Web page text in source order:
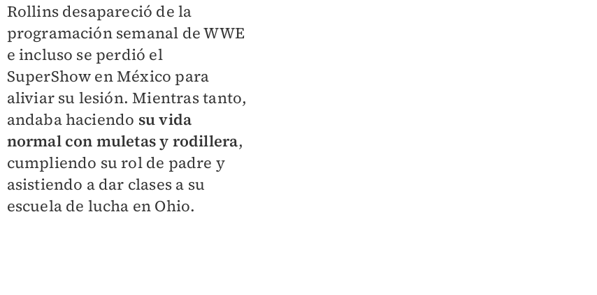
Rollins desapareció de la
programación semanal de WWE
e incluso se perdió el
SuperShow en México para
aliviar su lesión. Mientras tanto,
andaba haciendo su vida
normal con muletas y rodillera,
cumpliendo su rol de padre y
asistiendo a dar clases a su
escuela de lucha en Ohio.